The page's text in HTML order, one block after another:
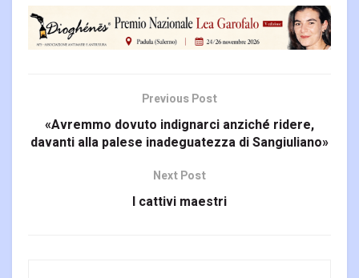
Previous Post
«Avremmo dovuto indignarci anziché ridere,
davanti alla palese inadeguatezza di Sangiuliano»
Next Post
I cattivi maestri